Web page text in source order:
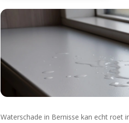
Waterschade in Bernisse kan echt roet